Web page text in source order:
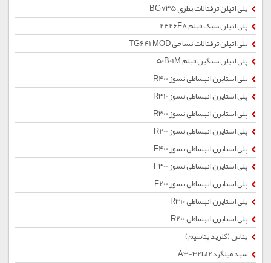
پلی اتیلن ترفتالات بطری BG735
پلی اتیلن سبک فیلم 2426F8
پلی اتیلن ترفتالات نساجی TG641 MOD
پلی اتیلن سنگین فیلم 50B01M
پلی استایرن انبساطی نسوز R400
پلی استایرن انبساطی نسوز R310
پلی استایرن انبساطی نسوز R300
پلی استایرن انبساطی نسوز R200
پلی استایرن انبساطی نسوز F400
پلی استایرن انبساطی نسوز F300
پلی استایرن انبساطی نسوز F200
پلی استایرن انبساطی R310
پلی استایرن انبساطی R200
پتاس (کلرید پتاسیم)
سبد میلگرد12تا32-A3